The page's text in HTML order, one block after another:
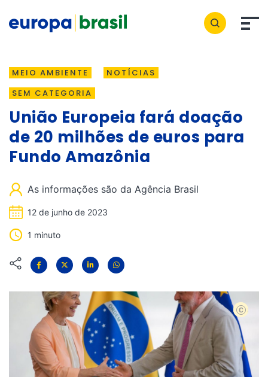
MEIO AMBIENTE
NOTÍCIAS
SEM CATEGORIA
União Europeia fará doação
de 20 milhões de euros para
Fundo Amazônia
As informações são da Agência Brasil
12 de junho de 2023
1 minuto